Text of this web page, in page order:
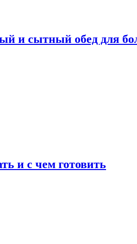
и сытный обед для
и с чем готовить